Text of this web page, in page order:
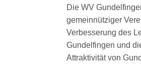
Die WV
gemeinnütziger
Verbesserung des
Gundelfingen und
Attraktivität von